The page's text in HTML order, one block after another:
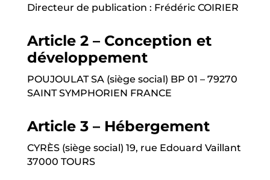
Directeur de publication : Frédéric COIRIER
Article 2 – Conception et
développement
POUJOULAT SA (siège social) BP 01 – 79270
SAINT SYMPHORIEN FRANCE
Article 3 – Hébergement
CYRÈS (siège social) 19, rue Edouard Vaillant
37000 TOURS